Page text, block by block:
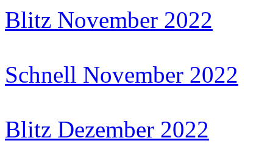
Blitz November 2022
Schnell November 2022
Blitz Dezember 2022